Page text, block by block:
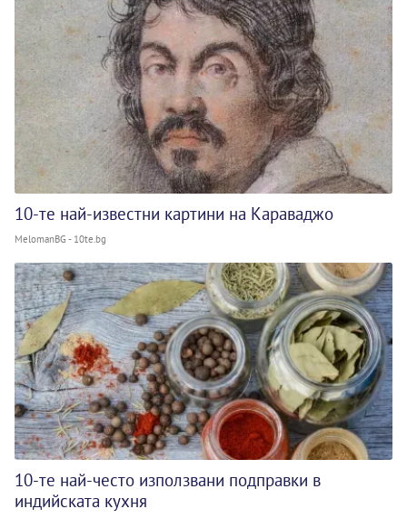
10-те най-известни картини на Караваджо
MelomanBG - 10te.bg
10-те най-често използвани подправки в
индийската кухня